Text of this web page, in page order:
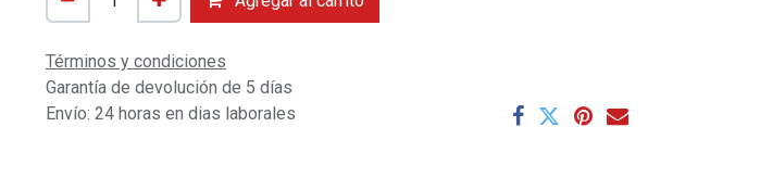
Términos y condiciones
Garantía de devolución de 5 días
Envío: 24 horas en dias laborales